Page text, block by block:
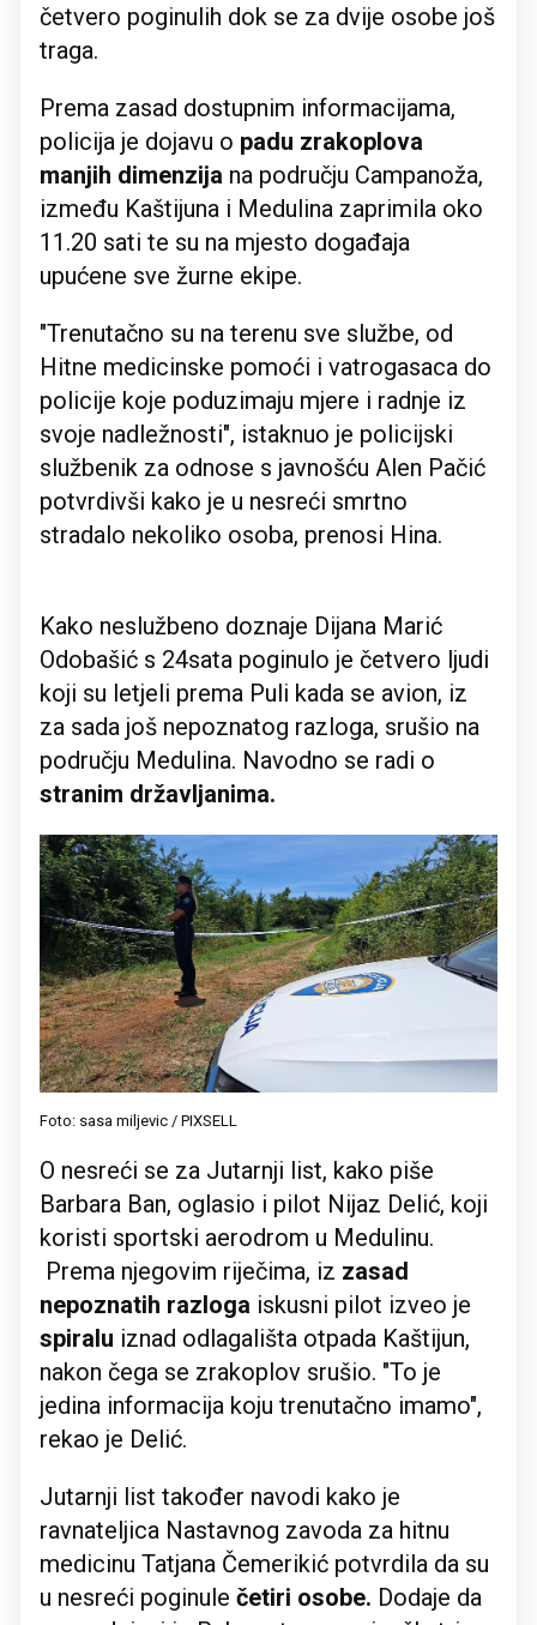
četvero poginulih dok se za dvije osobe još
traga.
Prema zasad dostupnim informacijama,
policija je dojavu o padu zrakoplova
manjih dimenzija na području Campanoža,
između Kaštijuna i Medulina zaprimila oko
11.20 sati te su na mjesto događaja
upućene sve žurne ekipe.
"Trenutačno su na terenu sve službe, od
Hitne medicinske pomoći i vatrogasaca do
policije koje poduzimaju mjere i radnje iz
svoje nadležnosti", istaknuo je policijski
službenik za odnose s javnošću Alen Pačić
potvrdivši kako je u nesreći smrtno
stradalo nekoliko osoba, prenosi Hina.
Kako neslužbeno doznaje Dijana Marić
Odobašić s 24sata poginulo je četvero ljudi
koji su letjeli prema Puli kada se avion, iz
za sada još nepoznatog razloga, srušio na
području Medulina. Navodno se radi o
stranim državljanima.
Foto: sasa miljevic / PIXSELL
O nesreći se za Jutarnji list, kako piše
Barbara Ban, oglasio i pilot Nijaz Delić, koji
koristi sportski aerodrom u Medulinu.
Prema njegovim riječima, iz zasad
nepoznatih razloga iskusni pilot izveo je
spiralu iznad odlagališta otpada Kaštijun,
nakon čega se zrakoplov srušio. "To je
jedina informacija koju trenutačno imamo",
rekao je Delić.
Jutarnji list također navodi kako je
ravnateljica Nastavnog zavoda za hitnu
medicinu Tatjana Čemerikić potvrdila da su
u nesreći poginule četiri osobe. Dodaje da